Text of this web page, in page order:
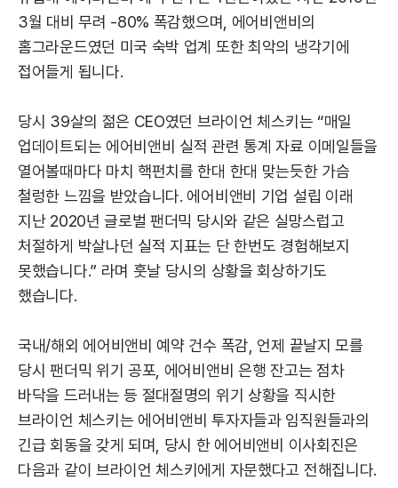
3월 대비 무려 -80% 폭감했으며, 에어비앤비의
홈그라운드였던 미국 숙박 업계 또한 최악의 냉각기에
접어들게 됩니다.
당시 39살의 젊은 CEO였던 브라이언 체스키는 “매일
업데이트되는 에어비앤비 실적 관련 통계 자료 이메일들을
열어볼때마다 마치 핵펀치를 한대 한대 맞는듯한 가슴
철렁한 느낌을 받았습니다. 에어비앤비 기업 설립 이래
지난 2020년 글로벌 팬더믹 당시와 같은 실망스럽고
처절하게 박살나던 실적 지표는 단 한번도 경험해보지
못했습니다.” 라며 훗날 당시의 상황을 회상하기도
했습니다.
국내/해외 에어비앤비 예약 건수 폭감, 언제 끝날지 모를
당시 팬더믹 위기 공포, 에어비앤비 은행 잔고는 점차
바닥을 드러내는 등 절대절명의 위기 상황을 직시한
브라이언 체스키는 에어비앤비 투자자들과 임직원들과의
긴급 회동을 갖게 되며, 당시 한 에어비앤비 이사회진은
다음과 같이 브라이언 체스키에게 자문했다고 전해집니다.